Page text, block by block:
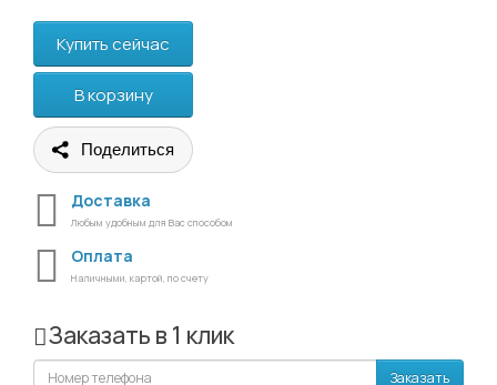
Купить сейчас
В корзину
Поделиться
Доставка
Любым удобным для Вас способом
Оплата
Наличными, картой, по счету
Заказать в 1 клик
Заказать